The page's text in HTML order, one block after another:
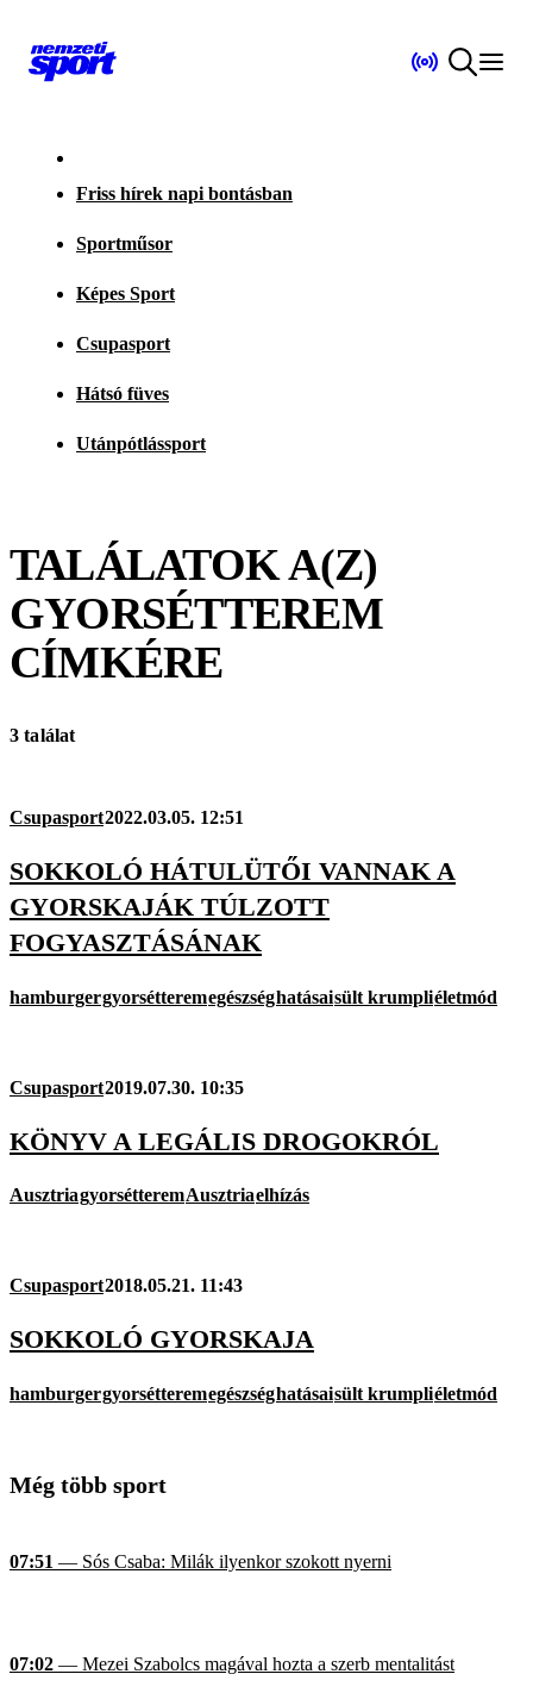
Friss hírek napi bontásban
Sportműsor
Képes Sport
Csupasport
Hátsó füves
Utánpótlássport
TALÁLATOK A(Z)
GYORSÉTTEREM
CÍMKÉRE
3 találat
Csupasport2022.03.05. 12:51
SOKKOLÓ HÁTULÜTŐI VANNAK A
GYORSKAJÁK TÚLZOTT
FOGYASZTÁSÁNAK
hamburgergyorsétteremegészséghatásaisült krumpliéletmód
Csupasport2019.07.30. 10:35
KÖNYV A LEGÁLIS DROGOKRÓL
AusztriagyorsétteremAusztriaelhízás
Csupasport2018.05.21. 11:43
SOKKOLÓ GYORSKAJA
hamburgergyorsétteremegészséghatásaisült krumpliéletmód
Még több sport
07:51 — Sós Csaba: Milák ilyenkor szokott nyerni
07:02 — Mezei Szabolcs magával hozta a szerb mentalitást